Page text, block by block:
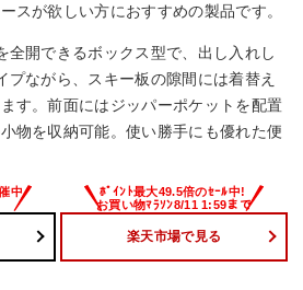
スが欲しい方におすすめの製品です。
全開できるボックス型で、出し入れし
プながら、スキー板の隙間には着替え
す。前面にはジッパーポケットを配置
物を収納可能。使い勝手にも優れた便
楽天市場で見る